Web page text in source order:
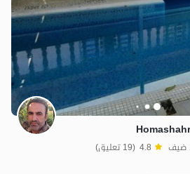
4.8 (19 تعليق)